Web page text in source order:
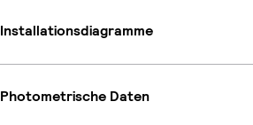
Installationsdiagramme
Photometrische Daten